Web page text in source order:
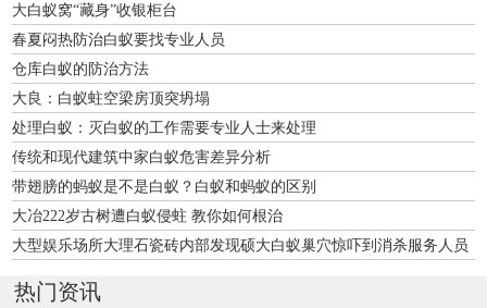
大白蚁窝“藏身”收银柜台
春夏闷热防治白蚁要找专业人员
仓库白蚁的防治方法
大良：白蚁蛀空梁房顶突坍塌
处理白蚁：灭白蚁的工作需要专业人士来处理
传统和现代建筑中家白蚁危害差异分析
带翅膀的蚂蚁是不是白蚁？白蚁和蚂蚁的区别
大冶222岁古树遭白蚁侵蛀 教你如何根治
大型娱乐场所大理石瓷砖内部发现硕大白蚁巢穴惊吓到消杀服务人员
热门资讯